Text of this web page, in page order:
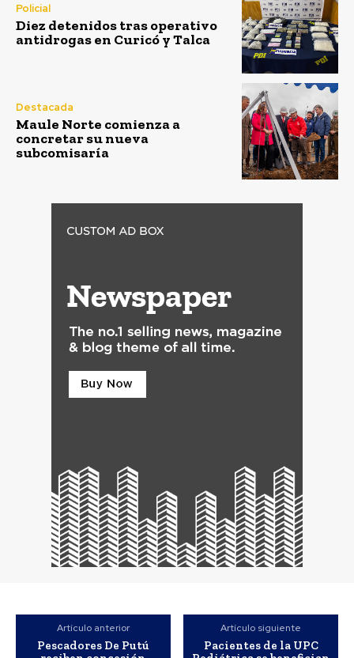
Policial
Diez detenidos tras operativo
antidrogas en Curicó y Talca
Destacada
Maule Norte comienza a
concretar su nueva
subcomisaría
Artículo anterior
Pescadores De Putú
Artículo siguiente
Pacientes de la UPC